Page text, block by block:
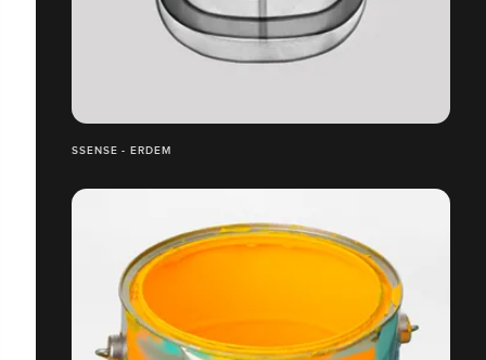
SSENSE - ERDEM